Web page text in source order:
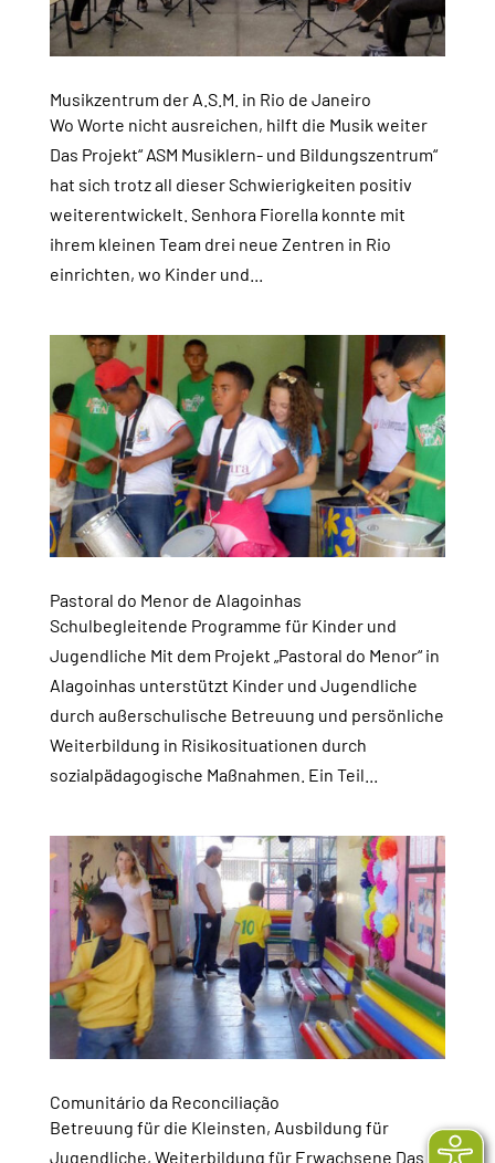
Musikzentrum der A.S.M. in Rio de Janeiro
Wo Worte nicht ausreichen, hilft die Musik weiter
Das Projekt“ ASM Musiklern- und Bildungszentrum“
hat sich trotz all dieser Schwierigkeiten positiv
weiterentwickelt. Senhora Fiorella konnte mit
ihrem kleinen Team drei neue Zentren in Rio
einrichten, wo Kinder und...
Pastoral do Menor de Alagoinhas
Schulbegleitende Programme für Kinder und
Jugendliche Mit dem Projekt „Pastoral do Menor“ in
Alagoinhas unterstützt Kinder und Jugendliche
durch außerschulische Betreuung und persönliche
Weiterbildung in Risikosituationen durch
sozialpädagogische Maßnahmen. Ein Teil...
Comunitário da Reconciliação
Betreuung für die Kleinsten, Ausbildung für
Jugendliche, Weiterbildung für Erwachsene Das